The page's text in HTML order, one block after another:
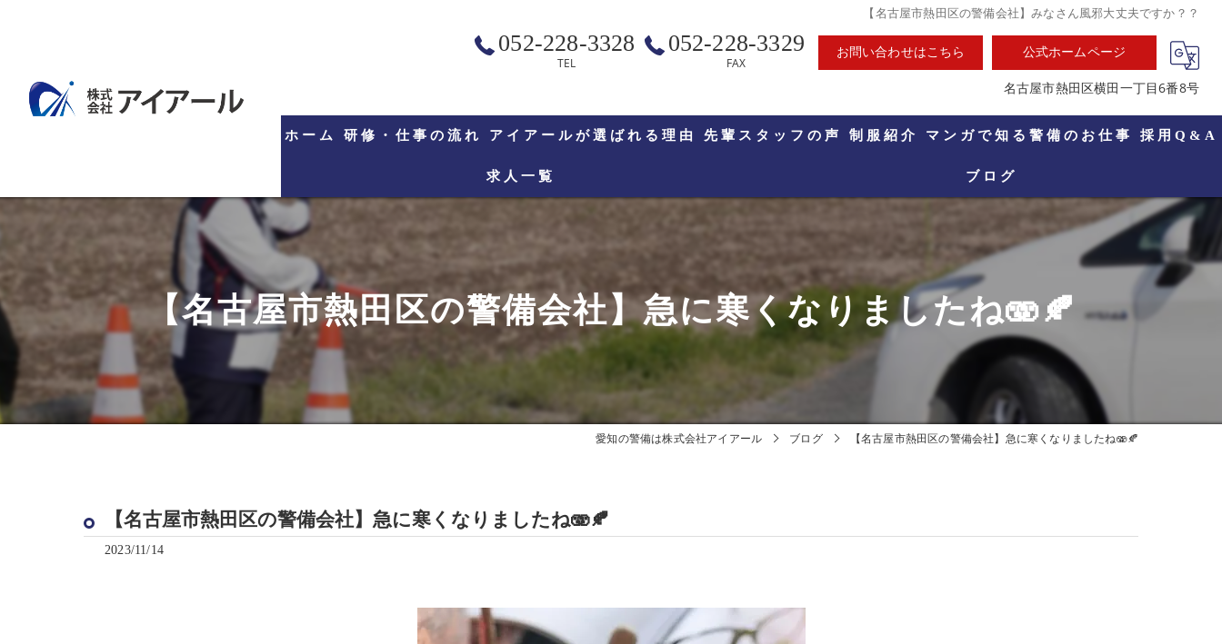
【名古屋市熱田区の警備会社】みなさん風邪大丈夫ですか？？
052-228-3328
TEL
052-228-3329
FAX
お問い合わせはこちら 公式ホームページ
名古屋市熱田区横田一丁目6番8号
ホーム 研修・仕事の流れ アイアールが選ばれる理由 先輩スタッフの声 制服紹介 マンガで知る警備のお仕事 採用Q&A
求人一覧 ブログ
【名古屋市熱田区の警備会社】急に寒くなりましたね🫨🍂
愛知の警備は株式会社アイアール ブログ 【名古屋市熱田区の警備会社】急に寒くなりましたね🫨🍂
【名古屋市熱田区の警備会社】急に寒くなりましたね🫨🍂
2023/11/14